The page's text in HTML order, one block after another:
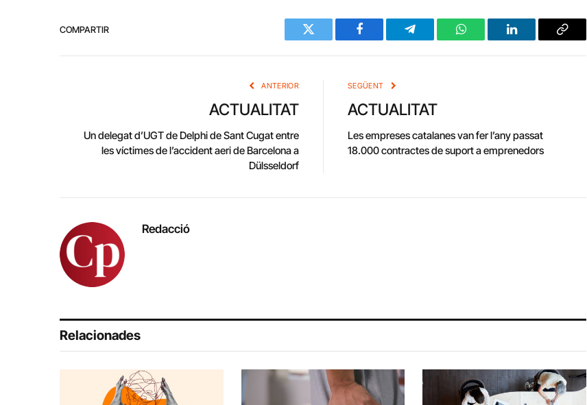
COMPARTIR
Twitter Facebook Telegram WhatsAppLinkedIn Copy
ANTERIOR
ACTUALITAT
Un delegat d’UGT de Delphi de Sant Cugat entre
les víctimes de l’accident aeri de Barcelona a
Dülsseldorf
SEGÜENT
ACTUALITAT
Les empreses catalanes van fer l’any passat
18.000 contractes de suport a emprenedors
Redacció
Relacionades